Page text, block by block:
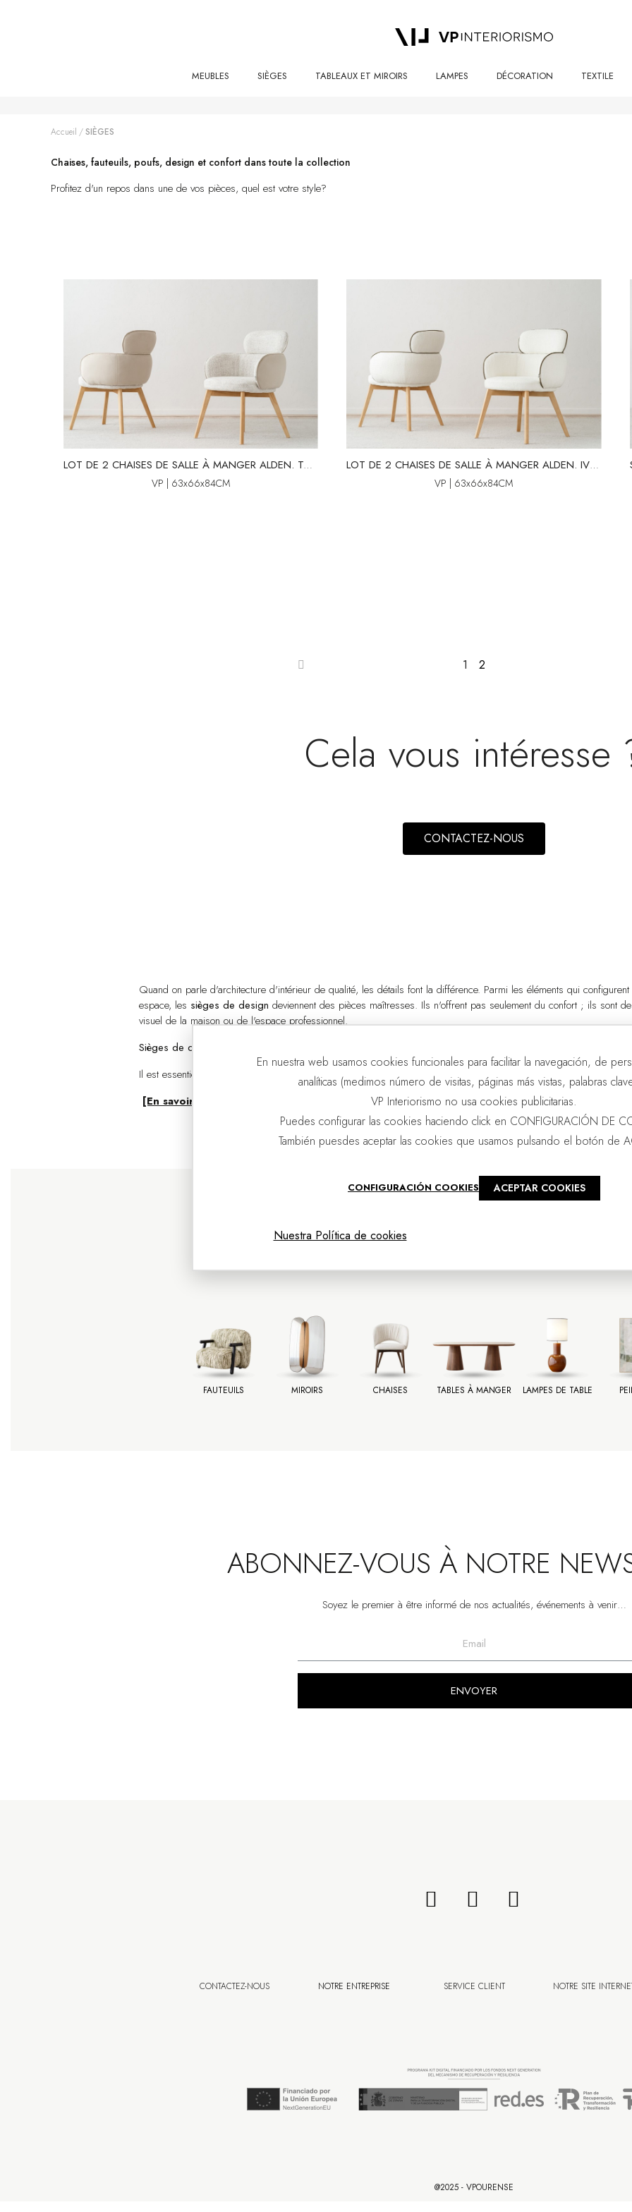
MEUBLES SIÈGES TABLEAUX ET MIROIRS LAMPES DÉCORATION TEXTILE
Accueil SIÈGES
Chaises, fauteuils, poufs, design et confort dans toute la collection
Profitez d'un repos dans une de vos pièces, quel est votre style?
LOT DE 2 CHAISES DE SALLE À MANGER ALDEN. TON PIER
VP | 63x66x84CM
LOT DE 2 CHAISES DE SALLE À MANGER ALDEN. IVOIRE E
VP | 63x66x84CM
1 2
Cela vous intéresse
CONTACTEZ-NOUS
Quand on parle d'architecture d'intérieur de qualité, les détails font la différence. Parmi les éléments qui
espace, les sièges de design deviennent des pièces maîtresses. Ils n'offrent pas seulement du confort ; ils sont
visuel de la maison ou de l'espace professionnel.
Sièges de design pour la maison
Il est essentiel de soigner le...
[En savoir plus]
COLLECTIONS DE DESIGN D'INTÉRIEUR
FAUTEUILS MIROIRS CHAISES TABLES À MANGER LAMPES DE TABLE
ABONNEZ-VOUS À NOTRE
Soyez le premier à être informé de nos actualités, événements à venir…
ENVOYER
CONTACTEZ-NOUS NOTRE ENTREPRISE SERVICE CLIENT NOTRE SITE
@2025 - VPOURENSE
En nuestra web usamos cookies funcionales para facilitar la navegación, de
analíticas (medimos número de visitas, páginas más vistas, palabras
VP Interiorismo no usa cookies publicitarias.
Puedes configurar las cookies haciendo click en CONFIGURACIÓN DE
También puesdes aceptar las cookies que usamos pulsando el botón de
CONFIGURACIÓN COOKIES ACEPTAR COOKIES
Nuestra Política de cookies